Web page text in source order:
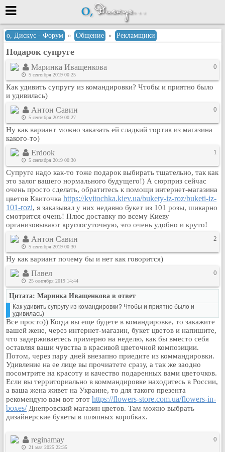
Меню
или войти через
Вход с 7ooo.ru
Регистрация
Забыли пароль?
Данные авторизации одинаковые с
сайтом 7ooo.ru
Форумы
Главная
Поиск
Новые сообщения
Беседы
Игры
Кулинария
Физкультура и спорт
Видео и Кино
Авто. Мото.
Космос
Домашние питомцы
Медицина
Компьютер
Ещё
Пользователи / Поиск
Группы
Норм
Музыкальный архив
Видео архив
Дело
Организации
Объявления
о, Дискус - Форум » Общение » Рекламщики
Подарок супруге
Маринка Иващенкова
5 сентября 2019 00:25
0
Как удивить супругу из командировки? Чтобы и приятно было
и удивилась)
Антон Савин
5 сентября 2019 00:27
0
Ну как вариант можно заказать ей сладкий тортик из магазина
какого-то)
Erdook
5 сентября 2019 00:30
1
Супруге надо как-то тоже подарок выбирать тщательно, так как
это залог вашего нормального будущего!) А сюрприз сейчас
очень просто сделать, обратитесь к помощи интернет-магазина
цветов Квиточка https://kvitochka.kiev.ua/bukety-iz-roz/buketi-iz-
101-rozi, я заказывал у них недавно букет из 101 розы, шикарно
смотрится очень! Плюс доставку по всему Киеву
организовывают круглосуточную, это очень удобно и круто!
Антон Савин
5 сентября 2019 00:30
2
Ну как вариант почему бы и нет как говорится)
Павел
25 сентября 2019 14:44
0
Цитата: Маринка Иващенкова в ответ
Как удивить супругу из командировки? Чтобы и приятно было и
удивилась)
Все просто)) Когда вы еще будете в командировке, то закажите
вашей жене, через интернет-магазин, букет цветов и напишите,
что задерживаетесь примерно на неделю, как бы вместо себя
оставляя ваши чувства в красивой цветочной композиции.
Потом, через пару дней внезапно приедите из коммандировки.
Удивление на ее лице вы прочиатете сразу, а так же заодно
посомтрите на красоту и качество подаренных вами цветочков.
Если вы территориально в коммандировке находитесь в России,
а ваша жена живет на Украине, то для такого презента
рекомендую вам вот этот https://flowers-store.com.ua/flowers-in-
boxes/Днепровский магазин цветов. Там можно выбрать
дизайнерские букеты в шляпных коробках.
reginamay
21 мая 2025 22:35
0